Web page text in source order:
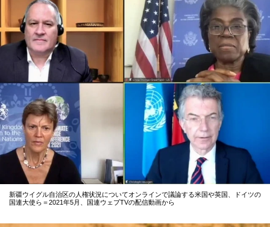
新疆ウイグル自治区の人権状況についてオンラインで議論する米国や英国、ドイツの
国連大使ら＝2021年5月、国連ウェブTVの配信動画から